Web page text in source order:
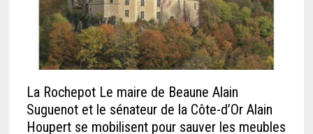
La Rochepot Le maire de Beaune Alain
Suguenot et le sénateur de la Côte-d’Or Alain
Houpert se mobilisent pour sauver les meubles